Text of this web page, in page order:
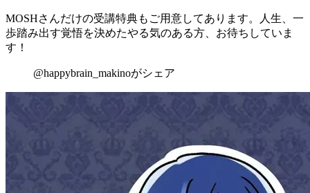
MOSHさんだけの受講特典もご用意してあります。人生、一
歩踏み出す覚悟を決めたやる気のある方、お待ちしていま
す！
@happybrain_makinoがシェア